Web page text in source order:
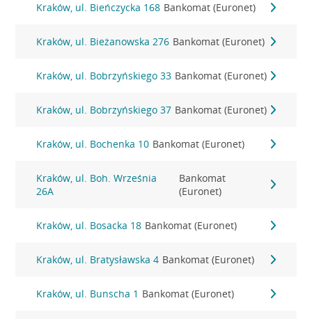
Kraków, ul. Bieńczycka 168 Bankomat (Euronet)
Kraków, ul. Bieżanowska 276 Bankomat (Euronet)
Kraków, ul. Bobrzyńskiego 33 Bankomat (Euronet)
Kraków, ul. Bobrzyńskiego 37 Bankomat (Euronet)
Kraków, ul. Bochenka 10 Bankomat (Euronet)
Kraków, ul. Boh. Września
26A
Bankomat
(Euronet)
Kraków, ul. Bosacka 18 Bankomat (Euronet)
Kraków, ul. Bratysławska 4 Bankomat (Euronet)
Kraków, ul. Bunscha 1 Bankomat (Euronet)